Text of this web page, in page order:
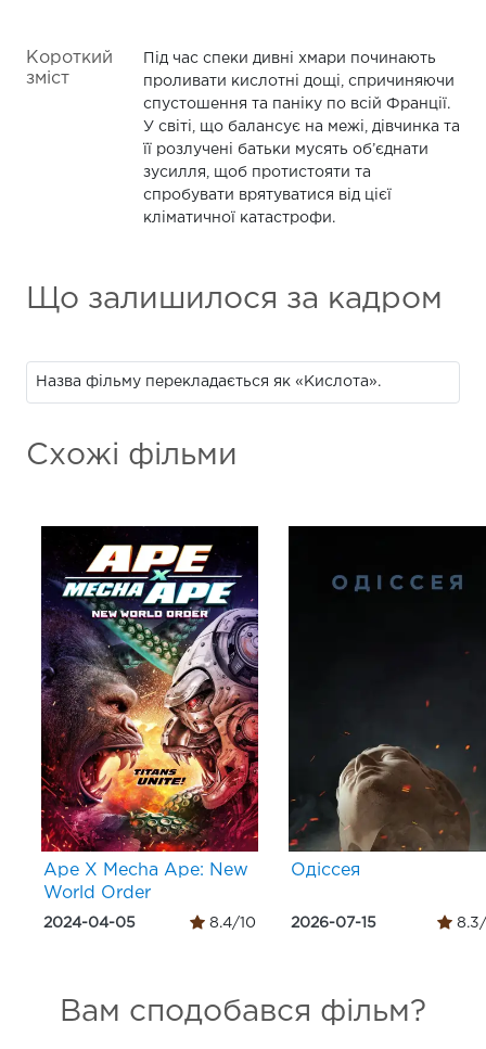
Короткий
зміст
Під час спеки дивні хмари починають
проливати кислотні дощі, спричиняючи
спустошення та паніку по всій Франції.
У світі, що балансує на межі, дівчинка та
її розлучені батьки мусять об’єднати
зусилля, щоб протистояти та
спробувати врятуватися від цієї
кліматичної катастрофи.
Що залишилося за кадром
Назва фільму перекладається як «Кислота».
Схожі фільми
Ape X Mecha Ape: New
World Order
2024-04-05 8.4/10
Одіссея
2026-07-15 8.3/
Вам сподобався фільм?